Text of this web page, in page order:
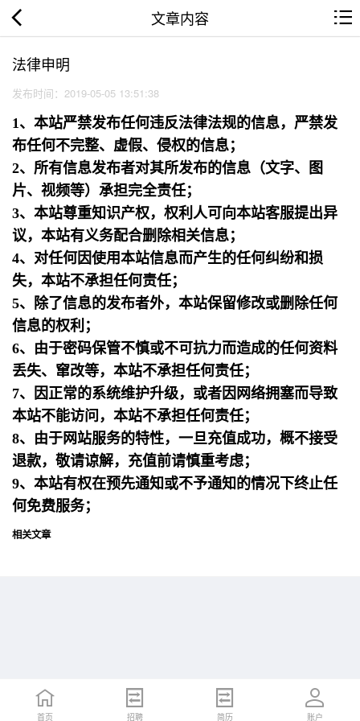
文章内容
法律申明
发布时间：2019-05-05 13:51:38
1、本站严禁发布任何违反法律法规的信息，严禁发
布任何不完整、虚假、侵权的信息；
2、所有信息发布者对其所发布的信息（文字、图
片、视频等）承担完全责任；
3、本站尊重知识产权，权利人可向本站客服提出异
议，本站有义务配合删除相关信息；
4、对任何因使用本站信息而产生的任何纠纷和损
失，本站不承担任何责任；
5、除了信息的发布者外，本站保留修改或删除任何
信息的权利；
6、由于密码保管不慎或不可抗力而造成的任何资料
丢失、窜改等，本站不承担任何责任；
7、因正常的系统维护升级，或者因网络拥塞而导致
本站不能访问，本站不承担任何责任；
8、由于网站服务的特性，一旦充值成功，概不接受
退款，敬请谅解，充值前请慎重考虑；
9、本站有权在预先通知或不予通知的情况下终止任
何免费服务；
相关文章
首页 招聘 简历 账户
首页 招聘 简历 账户